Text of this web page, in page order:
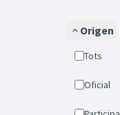
Origen
Tots
Oficial